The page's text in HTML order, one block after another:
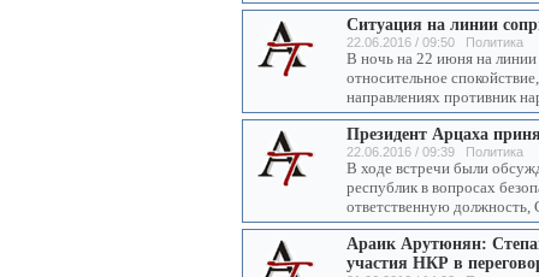
Ситуация на линии
22.06.2016 / 09:50 Политика
В ночь на 22 июня на
относительное
направлениях противник
Президент Арцаха
22.06.2016 / 09:39 Политика
В ходе встречи были
республик в вопросах
ответственную должность,
Араик Арутюнян:
участия НКР в